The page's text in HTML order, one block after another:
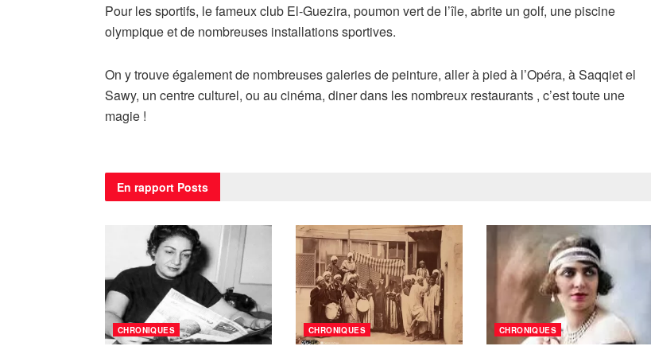
Pour les sportifs, le fameux club El-Guezira, poumon vert de l’île, abrite un golf, une piscine
olympique et de nombreuses installations sportives.
On y trouve également de nombreuses galeries de peinture, aller à pied à l’Opéra, à Saqqiet el
Sawy, un centre culturel, ou au cinéma, diner dans les nombreux restaurants , c’est toute une
magie !
En rapport Posts
CHRONIQUES CHRONIQUES CHRONIQUES